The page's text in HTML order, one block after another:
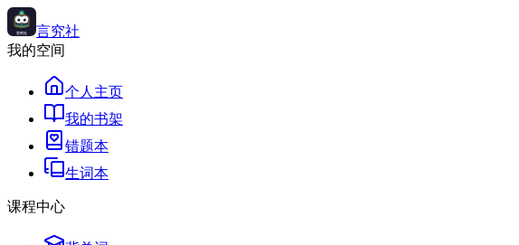
言究社
我的空间
个人主页
我的书架
错题本
生词本
课程中心